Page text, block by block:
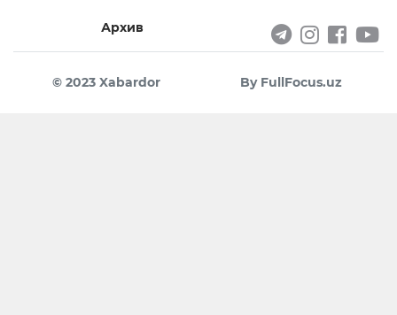
Архив
© 2023 Xabardor By FullFocus.uz